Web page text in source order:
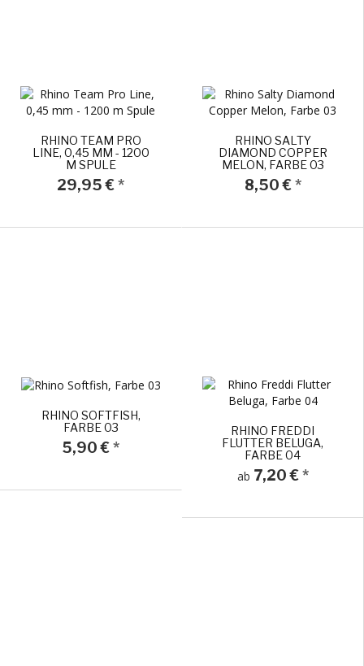
RHINO TEAM PRO
LINE, 0,45 MM - 1200
M SPULE
29,95 €*
RHINO SALTY
DIAMOND COPPER
MELON, FARBE 03
8,50 € *
RHINO SOFTFISH,
FARBE 03
5,90 €*
RHINO FREDDI
FLUTTER BELUGA,
FARBE 04
ab 7,20 € *